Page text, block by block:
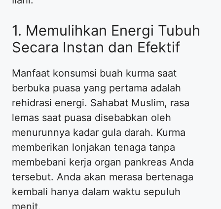
1. Memulihkan Energi Tubuh
Secara Instan dan Efektif
Manfaat konsumsi buah kurma saat
berbuka puasa yang pertama adalah
rehidrasi energi. Sahabat Muslim, rasa
lemas saat puasa disebabkan oleh
menurunnya kadar gula darah. Kurma
memberikan lonjakan tenaga tanpa
membebani kerja organ pankreas Anda
tersebut. Anda akan merasa bertenaga
kembali hanya dalam waktu sepuluh